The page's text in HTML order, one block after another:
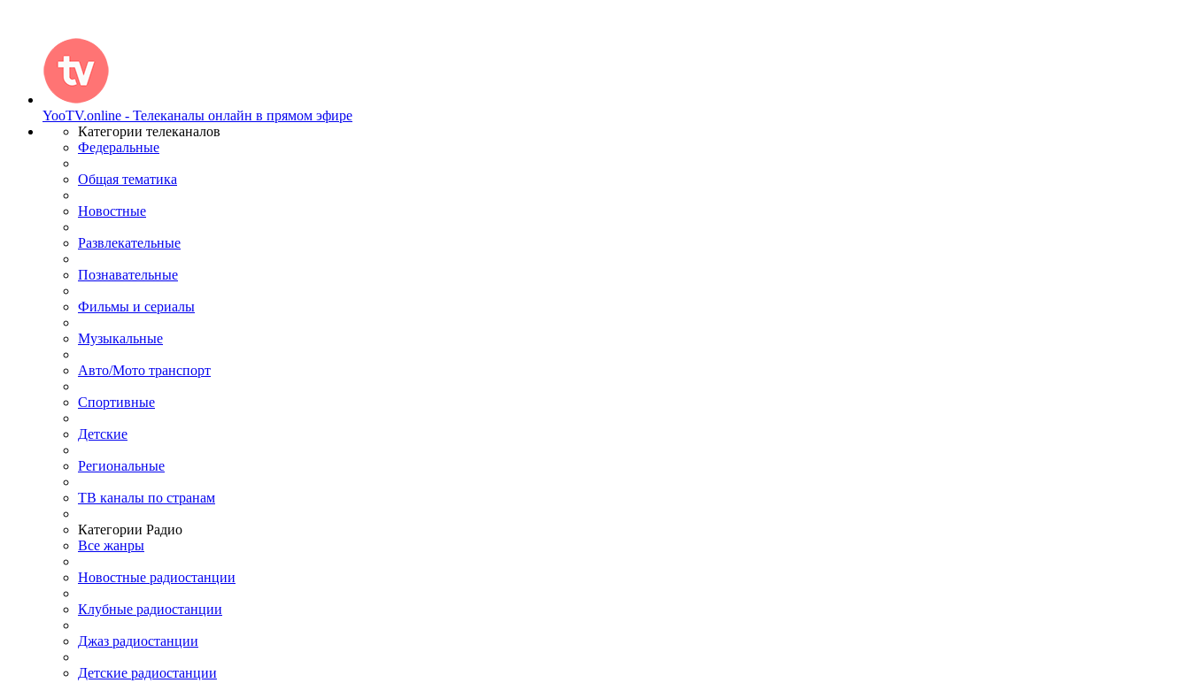
YooTV.online - Телеканалы онлайн в прямом эфире
Категории телеканалов
Федеральные
Общая тематика
Новостные
Развлекательные
Познавательные
Фильмы и сериалы
Музыкальные
Авто/Мото транспорт
Спортивные
Детские
Региональные
ТВ каналы по странам
Категории Радио
Все жанры
Новостные радиостанции
Клубные радиостанции
Джаз радиостанции
Детские радиостанции